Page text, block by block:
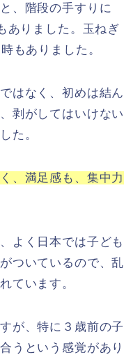
、階段の手すりに
ありました。玉ねぎ
もありました。
はなく、初めは結ん
剥がしてはいけない
た。
、満足感も、集中力
よく日本では子ども
ついているので、乱
ています。
が、特に３歳前の子
うという感覚があり